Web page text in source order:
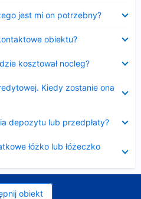
jest mi on potrzebny?
obiektu?
kosztował nocleg?
Kiedy zostanie ona
depozytu lub przedpłaty?
łóżko lub łóżeczko
obiekt